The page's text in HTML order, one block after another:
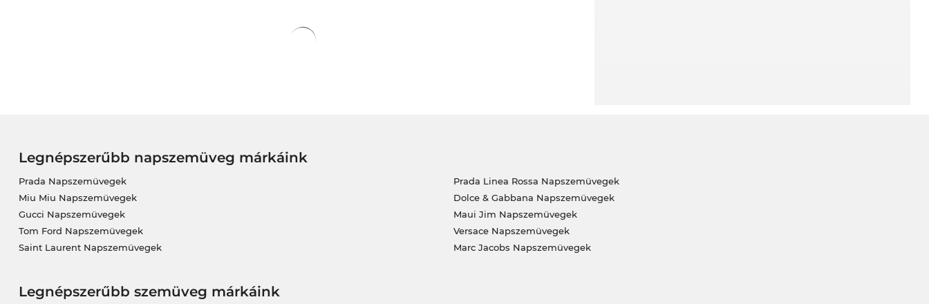
Ha a kívánt szemüvegedről van szó, gondolkodás nélkül csapj le rá. Raktáron van ez a darab
Legnépszerűbb napszemüveg márkáink
Prada Napszemüvegek
Miu Miu Napszemüvegek
Gucci Napszemüvegek
Tom Ford Napszemüvegek
Saint Laurent Napszemüvegek
Prada Linea Rossa Napszemüvegek
Dolce & Gabbana Napszemüvegek
Maui Jim Napszemüvegek
Versace Napszemüvegek
Marc Jacobs Napszemüvegek
Legnépszerűbb szemüveg márkáink